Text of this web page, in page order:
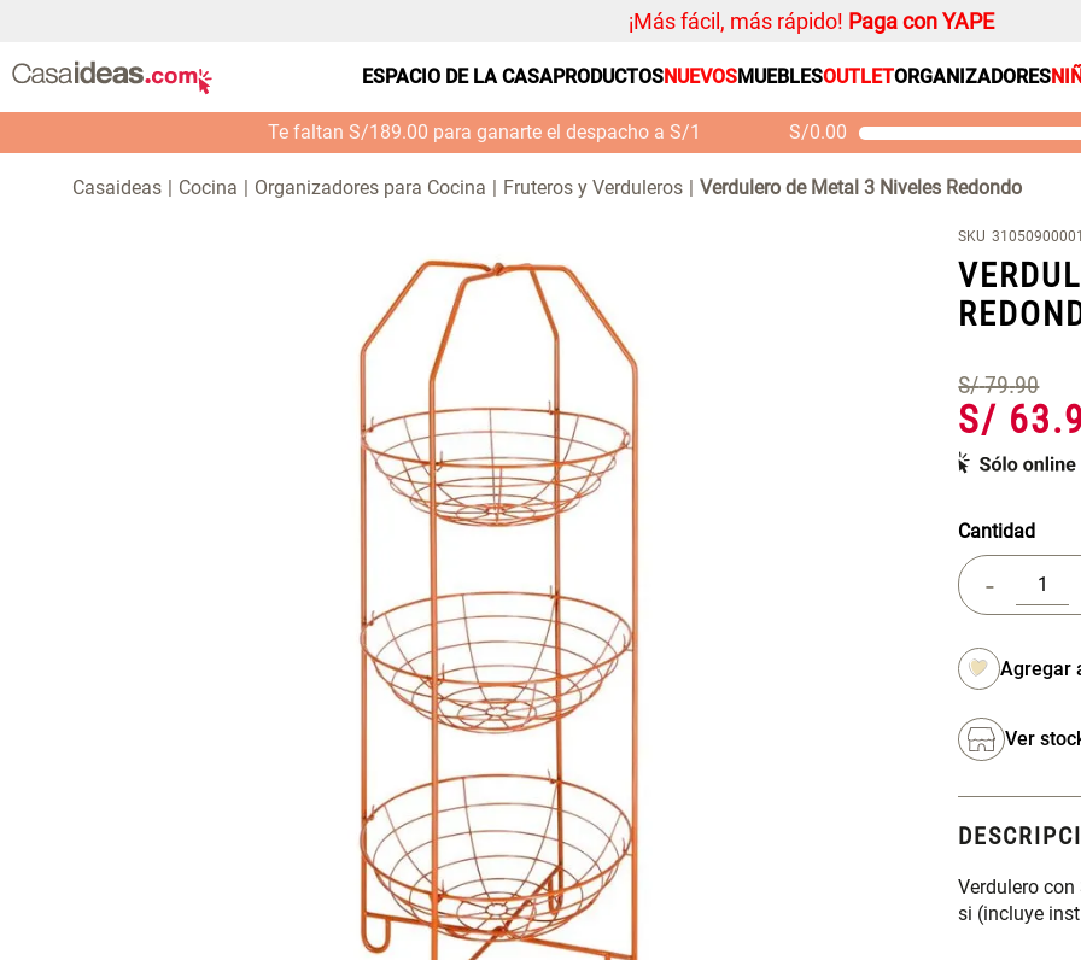
¡Más fácil, más rápido! Paga con YAPE
ESPACIO DE LA CASAPRODUCTOSNUEVOSMUEBLESOUTLETORGANIZADORES
Te faltan S/189.00 para ganarte el despacho a S/1 S/0.00
Cocina Organizadores para Cocina Fruteros y Verduleros Verdulero de Metal 3 Niveles Redondo
SKU
S/ 79.90
S/ 63.
Cantidad
-
Ver
Verdulero
si (incluye
Mueble MDF y Madera
Bambú Inodoro con
Puerta 65x28x171 cm
S/ 261.00 S/
Cojin
Alfombra
Platos
Cortinas